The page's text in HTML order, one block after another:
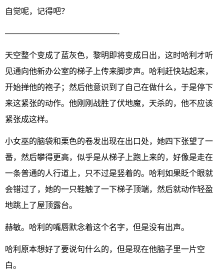
自觉呢，记得吧？
——————————————-
天空整个变成了蓝灰色，黎明即将变成日出，这时哈利才听
见通向他新办公室的梯子上传来脚步声。哈利赶快站起来，
开始掸他的袍子；然后他意识到了自己在做什么，于是停下
来这紧张的动作。他刚刚战胜了伏地魔，天杀的，他不应该
紧张成这样。
小女巫的脑袋和栗色的卷发出现在出口处，她四下张望了一
番，然后攀得更高，似乎是从梯子上跑上来的，好像是走在
一条普通的人行道上，只不过是竖着的。哈利如果眨个眼就
会错过了，她的一只鞋触了一下梯子顶端，然后就动作轻盈
地跳上了屋顶露台。
赫敏。哈利的嘴唇默念着这个名字，但是没有出声。
哈利原本想好了要说句什么的，但是现在他脑子里一片空
白。